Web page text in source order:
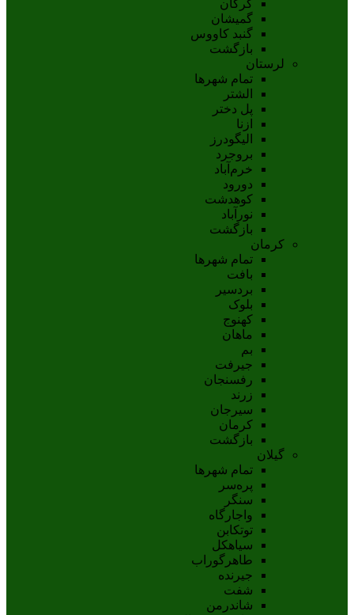
گرگان
گميشان
گنبد کاووس
بازگشت
لرستان
تمام شهر‌ها
الشتر
پل دختر
ازنا
اليگودرز
بروجرد
خرم‌آباد
دورود
کوهدشت
نورآباد
بازگشت
کرمان
تمام شهر‌ها
بافت
بردسیر
بلوک
کهنوج
ماهان
بم
جيرفت
رفسنجان
زرند
سيرجان
کرمان
بازگشت
گیلان
تمام شهر‌ها
پره‌سر
سنگر
واجارگاه
توتکابن
سیاهکل
طاهرگوراب
جیرنده
شفت
شاندرمن